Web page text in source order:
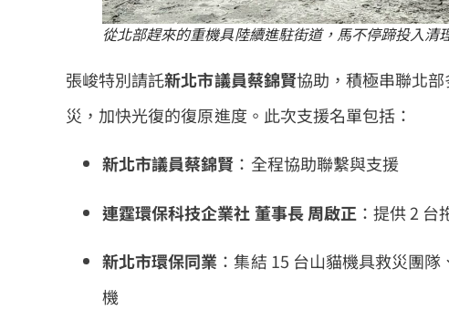
從北部趕來的重機具陸續進駐街道，馬不停蹄投入清
張峻特別請託新北市議員蔡錦賢協助，積極串聯北
災，加快光復的復原進度。此次支援名單包括：
新北市議員蔡錦賢 ：全程協助聯繫與支援
連霆環保科技企業社 董事長 周啟正 ：提供 2
新北市環保同業 ：集結 15 台山貓機具救災團
機